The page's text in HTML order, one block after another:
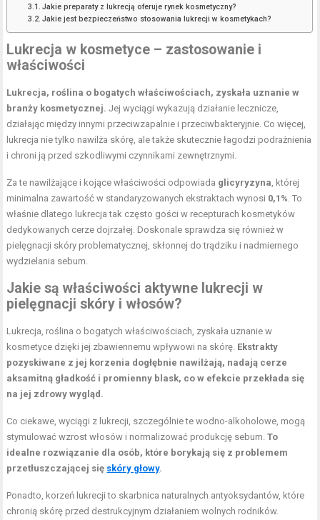
Jakie preparaty z lukrecją oferuje rynek kosmetyczny?
Jakie jest bezpieczeństwo stosowania lukrecji w kosmetykach?
Lukrecja w kosmetyce – zastosowanie i
właściwości
Lukrecja, roślina o bogatych właściwościach, zyskała uznanie w
branży kosmetycznej. Jej wyciągi wykazują działanie lecznicze,
działając między innymi przeciwzapalnie i przeciwbakteryjnie. Co więcej,
lukrecja nie tylko nawilża skórę, ale także skutecznie łagodzi podrażnienia
i chroni ją przed szkodliwymi czynnikami zewnętrznymi.
Za te nawilżające i kojące właściwości odpowiada glicyryzyna , której
minimalna zawartość w standaryzowanych ekstraktach wynosi 0,1% . To
właśnie dlatego lukrecja tak często gości w recepturach kosmetyków
dedykowanych cerze dojrzałej. Doskonale sprawdza się również w
pielęgnacji skóry problematycznej, skłonnej do trądziku i nadmiernego
wydzielania sebum.
Jakie są właściwości aktywne lukrecji w
pielęgnacji skóry i włosów?
Lukrecja, roślina o bogatych właściwościach, zyskała uznanie w
kosmetyce dzięki jej zbawiennemu wpływowi na skórę. Ekstrakty
pozyskiwane z jej korzenia dogłębnie nawilżają, nadają cerze
aksamitną gładkość i promienny blask, co w efekcie przekłada się
na jej zdrowy wygląd.
Co ciekawe, wyciągi z lukrecji, szczególnie te wodno-alkoholowe, mogą
stymulować wzrost włosów i normalizować produkcję sebum.To
idealne rozwiązanie dla osób, które borykają się z problemem
przetłuszczającej się skóry głowy.
Ponadto, korzeń lukrecji to skarbnica naturalnych antyoksydantów, które
chronią skórę przed destrukcyjnym działaniem wolnych rodników.